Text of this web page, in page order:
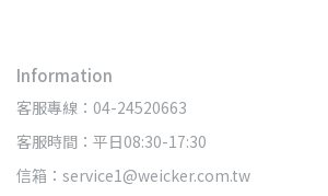
Information
客服專線：04-24520663
客服時間：平日08:30-17:30
信箱：service1@weicker.com.tw